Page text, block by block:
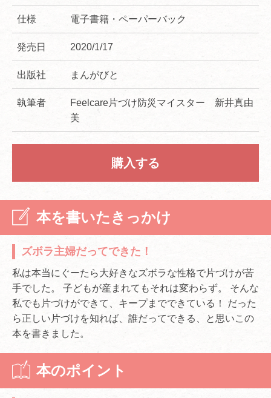
仕様 電子書籍・ペーパーバック
発売日 2020/1/17
出版社 まんがびと
執筆者
Feelcare片づけ防災マイスター 新井真由
美
購入する
本を書いたきっかけ
ズボラ主婦だってできた！
私は本当にぐーたら大好きなズボラな性格で片づけが苦
手でした。 子どもが産まれてもそれは変わらず。 そんな
私でも片づけができて、キープまでできている！ だった
ら正しい片づけを知れば、誰だってできる、と思いこの
本を書きました。
本のポイント